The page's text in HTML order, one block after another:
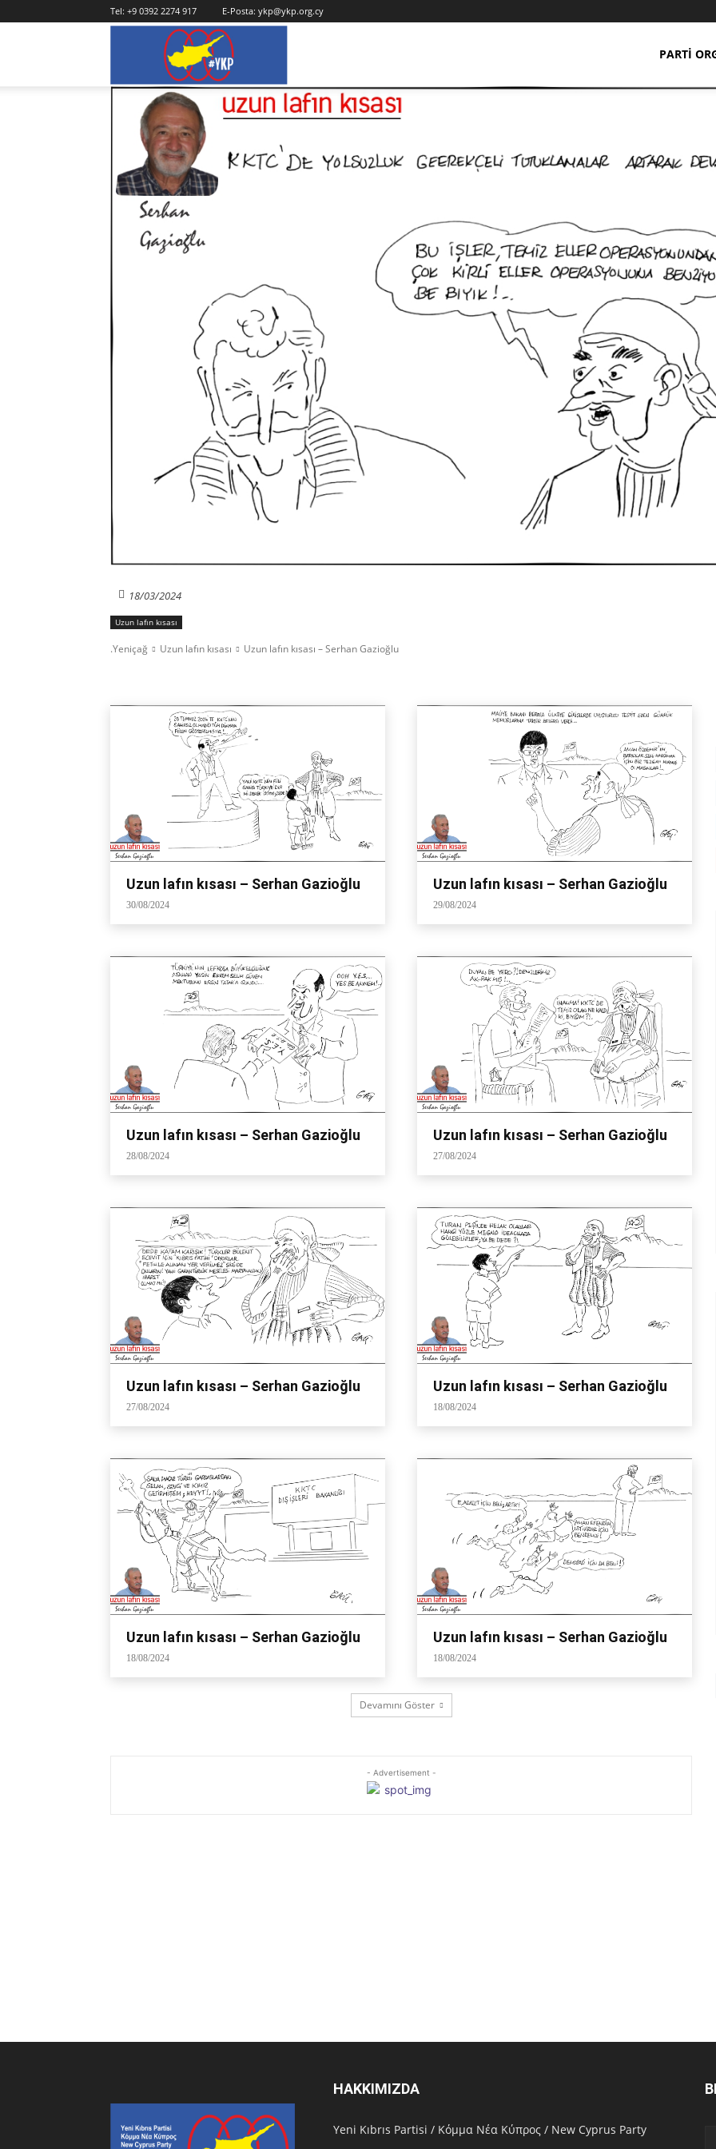
Tel: +9 0392 2274 917 E-Posta: ykp@ykp.org.cy
PARTI
18/03/2024
Uzun lafın kısası
.Yeniçağ Uzun lafın kısası Uzun lafın kısası – Serhan Gazioğlu
Uzun lafın kısası – Serhan Gazioğlu
30/08/2024
Uzun lafın kısası – Serhan Gazioğlu
29/08/2024
Uzun lafın kısası – Serhan Gazioğlu
28/08/2024
Uzun lafın kısası – Serhan Gazioğlu
27/08/2024
Uzun lafın kısası – Serhan Gazioğlu
27/08/2024
Uzun lafın kısası – Serhan Gazioğlu
18/08/2024
Uzun lafın kısası – Serhan Gazioğlu
18/08/2024
Uzun lafın kısası – Serhan Gazioğlu
18/08/2024
Devamını Göster
- Advertisement -
HAKKIMIZDA
Υeni Kıbrıs Partisi / Κόμμα Νέα Κύπρος / New Cyprus Party